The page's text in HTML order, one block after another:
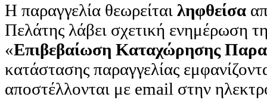
H παραγγελία θεωρείται ληφθείσα
Πελάτης λάβει σχετική ενημέρωση
«Επιβεβαίωση Καταχώρησης
κατάστασης παραγγελίας
αποστέλλονται με email στην